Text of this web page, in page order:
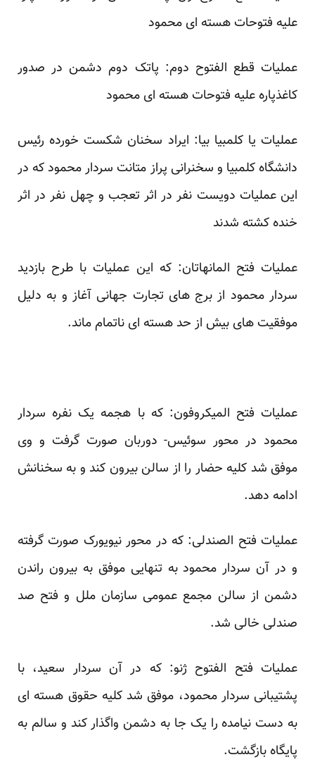
علیه فتوحات هسته ای محمود
عملیات قطع الفتوح دوم: پاتک دوم دشمن در صدور
کاغذپاره علیه فتوحات هسته ای محمود
عملیات یا کلمبیا بیا: ایراد سخنان شکست خورده رئیس
دانشگاه کلمبیا و سخنرانی پراز متانت سردار محمود که در
این عملیات دویست نفر در اثر تعجب و چهل نفر در اثر
خنده کشته شدند
عملیات فتح المانهاتان: که این عملیات با طرح بازدید
سردار محمود از برج های تجارت جهانی آغاز و به دلیل
موفقیت های بیش از حد هسته ای ناتمام ماند.
عملیات فتح المیکروفون: که با هجمه یک نفره سردار
محمود در محور سوئیس- دوربان صورت گرفت و وی
موفق شد کلیه حضار را از سالن بیرون کند و به سخنانش
ادامه دهد.
عملیات فتح الصندلی: که در محور نیویورک صورت گرفته
و در آن سردار محمود به تنهایی موفق به بیرون راندن
دشمن از سالن مجمع عمومی سازمان ملل و فتح صد
صندلی خالی شد.
عملیات فتح الفتوح ژنو: که در آن سردار سعید، با
پشتیبانی سردار محمود، موفق شد کلیه حقوق هسته ای
به دست نیامده را یک جا به دشمن واگذار کند و سالم به
پایگاه بازگشت.